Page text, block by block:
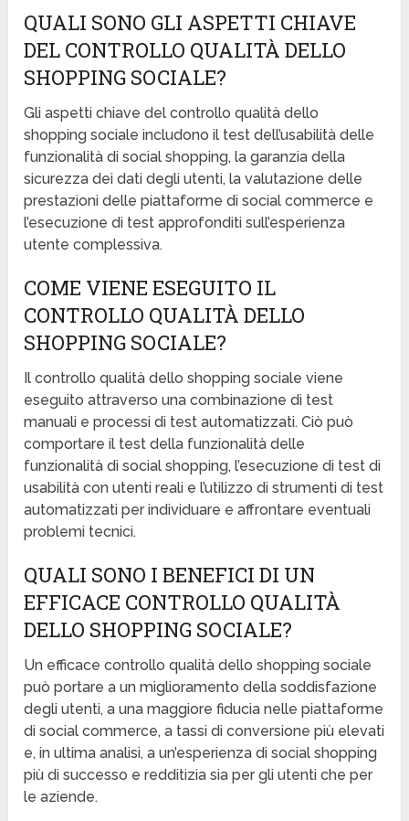
QUALI SONO GLI ASPETTI CHIAVE
DEL CONTROLLO QUALITÀ DELLO
SHOPPING SOCIALE?
Gli aspetti chiave del controllo qualità dello
shopping sociale includono il test dell’usabilità delle
funzionalità di social shopping, la garanzia della
sicurezza dei dati degli utenti, la valutazione delle
prestazioni delle piattaforme di social commerce e
l’esecuzione di test approfonditi sull’esperienza
utente complessiva.
COME VIENE ESEGUITO IL
CONTROLLO QUALITÀ DELLO
SHOPPING SOCIALE?
Il controllo qualità dello shopping sociale viene
eseguito attraverso una combinazione di test
manuali e processi di test automatizzati. Ciò può
comportare il test della funzionalità delle
funzionalità di social shopping, l’esecuzione di test di
usabilità con utenti reali e l’utilizzo di strumenti di test
automatizzati per individuare e affrontare eventuali
problemi tecnici.
QUALI SONO I BENEFICI DI UN
EFFICACE CONTROLLO QUALITÀ
DELLO SHOPPING SOCIALE?
Un efficace controllo qualità dello shopping sociale
può portare a un miglioramento della soddisfazione
degli utenti, a una maggiore fiducia nelle piattaforme
di social commerce, a tassi di conversione più elevati
e, in ultima analisi, a un’esperienza di social shopping
più di successo e redditizia sia per gli utenti che per
le aziende.